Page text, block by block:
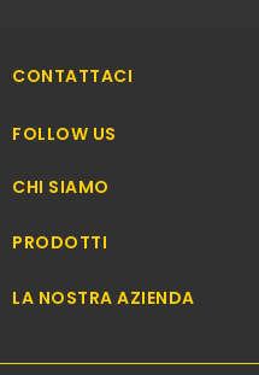
CONTATTACI
FOLLOW US
CHI SIAMO
PRODOTTI
LA NOSTRA AZIENDA